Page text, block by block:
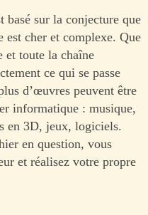
basé sur la conjecture que
cher et complexe. Que
et toute la chaîne
ce qui se passe
d’œuvres peuvent être
informatique : musique,
en 3D, jeux, logiciels.
en question, vous
et réalisez votre propre